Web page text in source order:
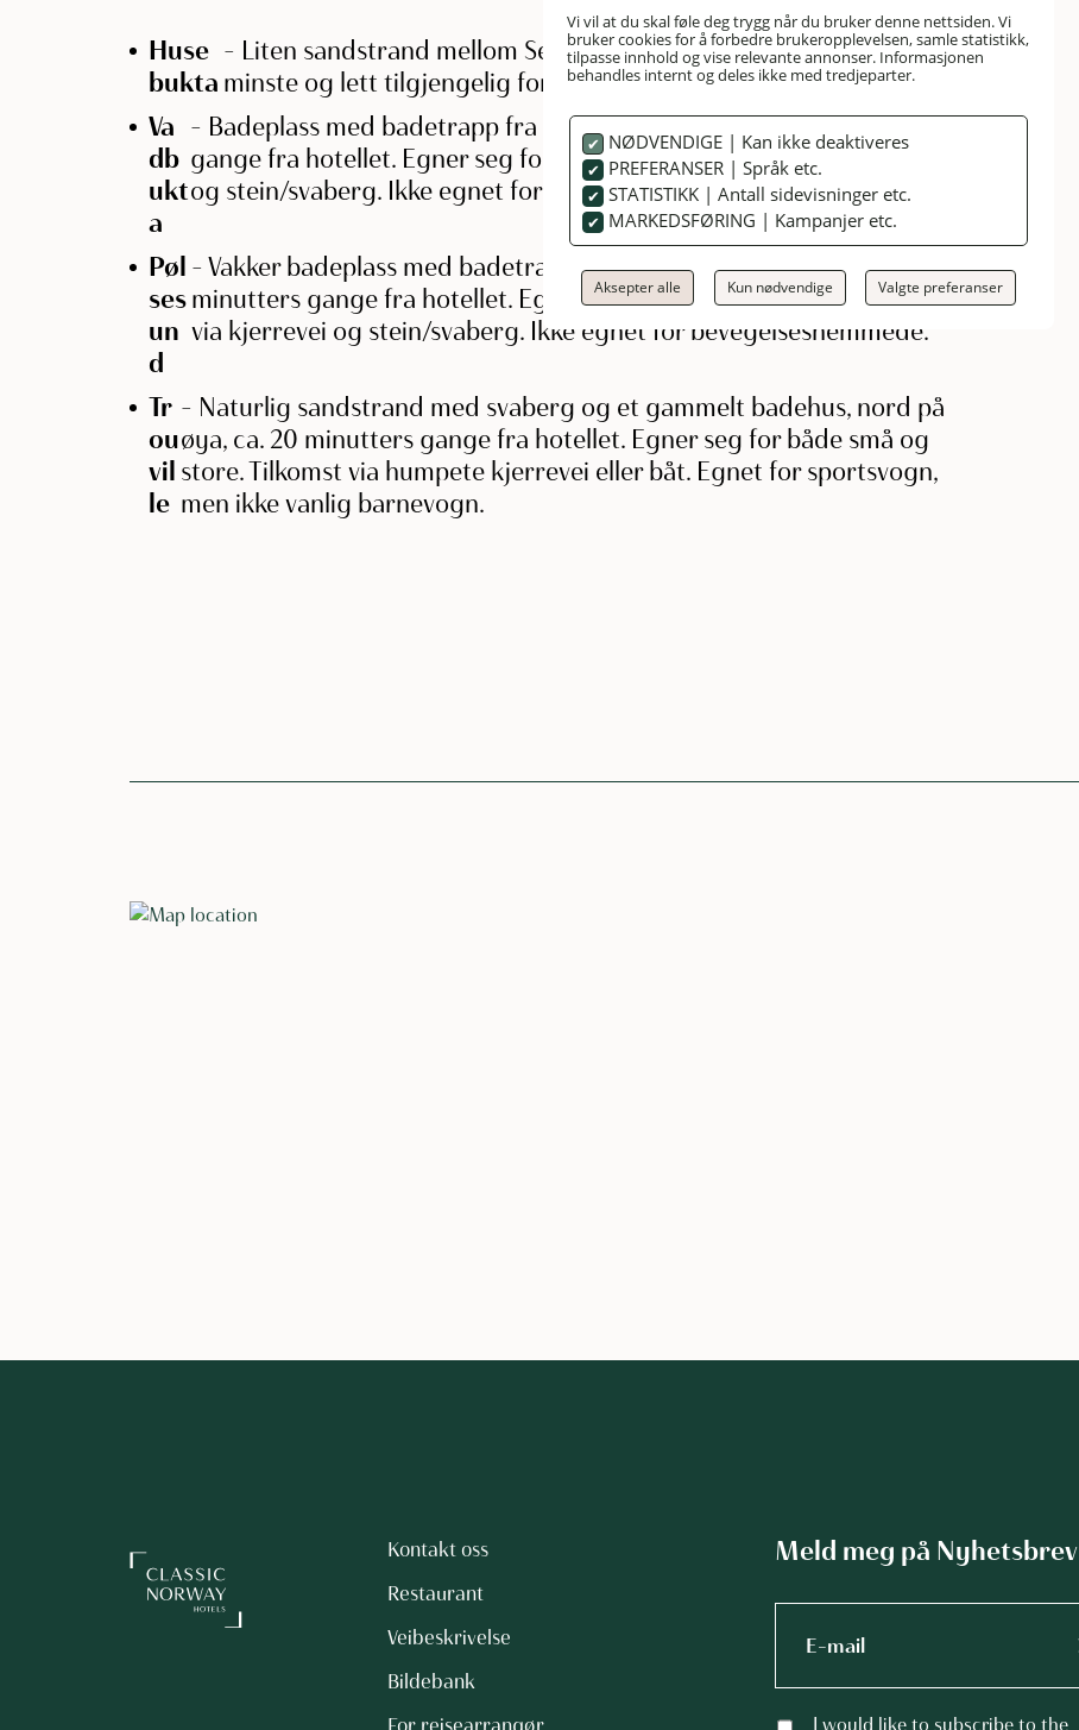
Vi vil at du skal føle deg trygg når du bruker denne nettsiden. Vi
bruker cookies for å forbedre brukeropplevelsen, samle statistikk,
tilpasse innhold og vise relevante annonser. Informasjonen
behandles internt og deles ikke med tredjeparter.
NØDVENDIGE | Kan ikke deaktiveres
PREFERANSER | Språk etc.
STATISTIKK | Antall sidevisninger etc.
MARKEDSFØRING | Kampanjer etc.
Aksepter alle Kun nødvendige Valgte preferanser
Huse
bukta
– Liten sandstrand mellom Seilerkroa og hotellet. Perfekt for de aller
minste og lett tilgjengelig for bevegelseshemmede.
Va
db
ukt
a
– Badeplass med badetrapp fra svaberg på dypt vann, ca. 10 minutters
gange fra hotellet. Egner seg for svømmedyktige. Tilkomst via kjerrevei
og stein/svaberg. Ikke egnet for bevegelseshemmede.
Pøl
ses
un
d
– Vakker badeplass med badetrapp ytterst på vestsiden av øya, ca. 20
minutters gange fra hotellet. Egner seg for svømmedyktige. Tilkomst
via kjerrevei og stein/svaberg. Ikke egnet for bevegelseshemmede.
Tr
ou
vil
le
– Naturlig sandstrand med svaberg og et gammelt badehus, nord på
øya, ca. 20 minutters gange fra hotellet. Egner seg for både små og
store. Tilkomst via humpete kjerrevei eller båt. Egnet for sportsvogn,
men ikke vanlig barnevogn.
Kontakt oss
Restaurant
Veibeskrivelse
Bildebank
For reisearrangør
Meld meg på Nyhetsbrev
I would like to subscribe to the